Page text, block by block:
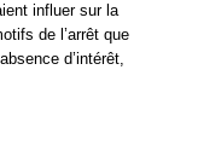
influer sur la
de l’arrêt que
d’intérêt,